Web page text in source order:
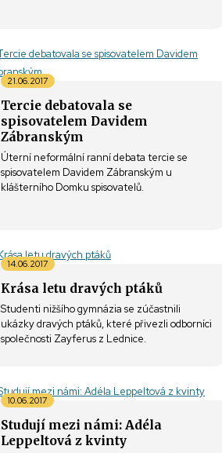
Tercie debatovala se
spisovatelem Davidem
Zábranským
21.06.2017
Úterní neformální ranní debata tercie se
spisovatelem Davidem Zábranským u
klášterního Domku spisovatelů.
Krása letu dravých ptáků
14.06.2017
Studenti nižšího gymnázia se zúčastnili
ukázky dravých ptáků, které přivezli odborníci
společnosti Zayferus z Lednice.
Studují mezi námi: Adéla
Leppeltová z kvinty
10.06.2017